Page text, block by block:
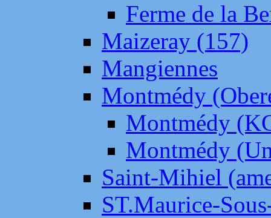
Ferme de la
Maizeray (157)
Mangiennes
Montmédy
Montmédy
Montmédy
Saint-Mihiel
ST.Maurice-